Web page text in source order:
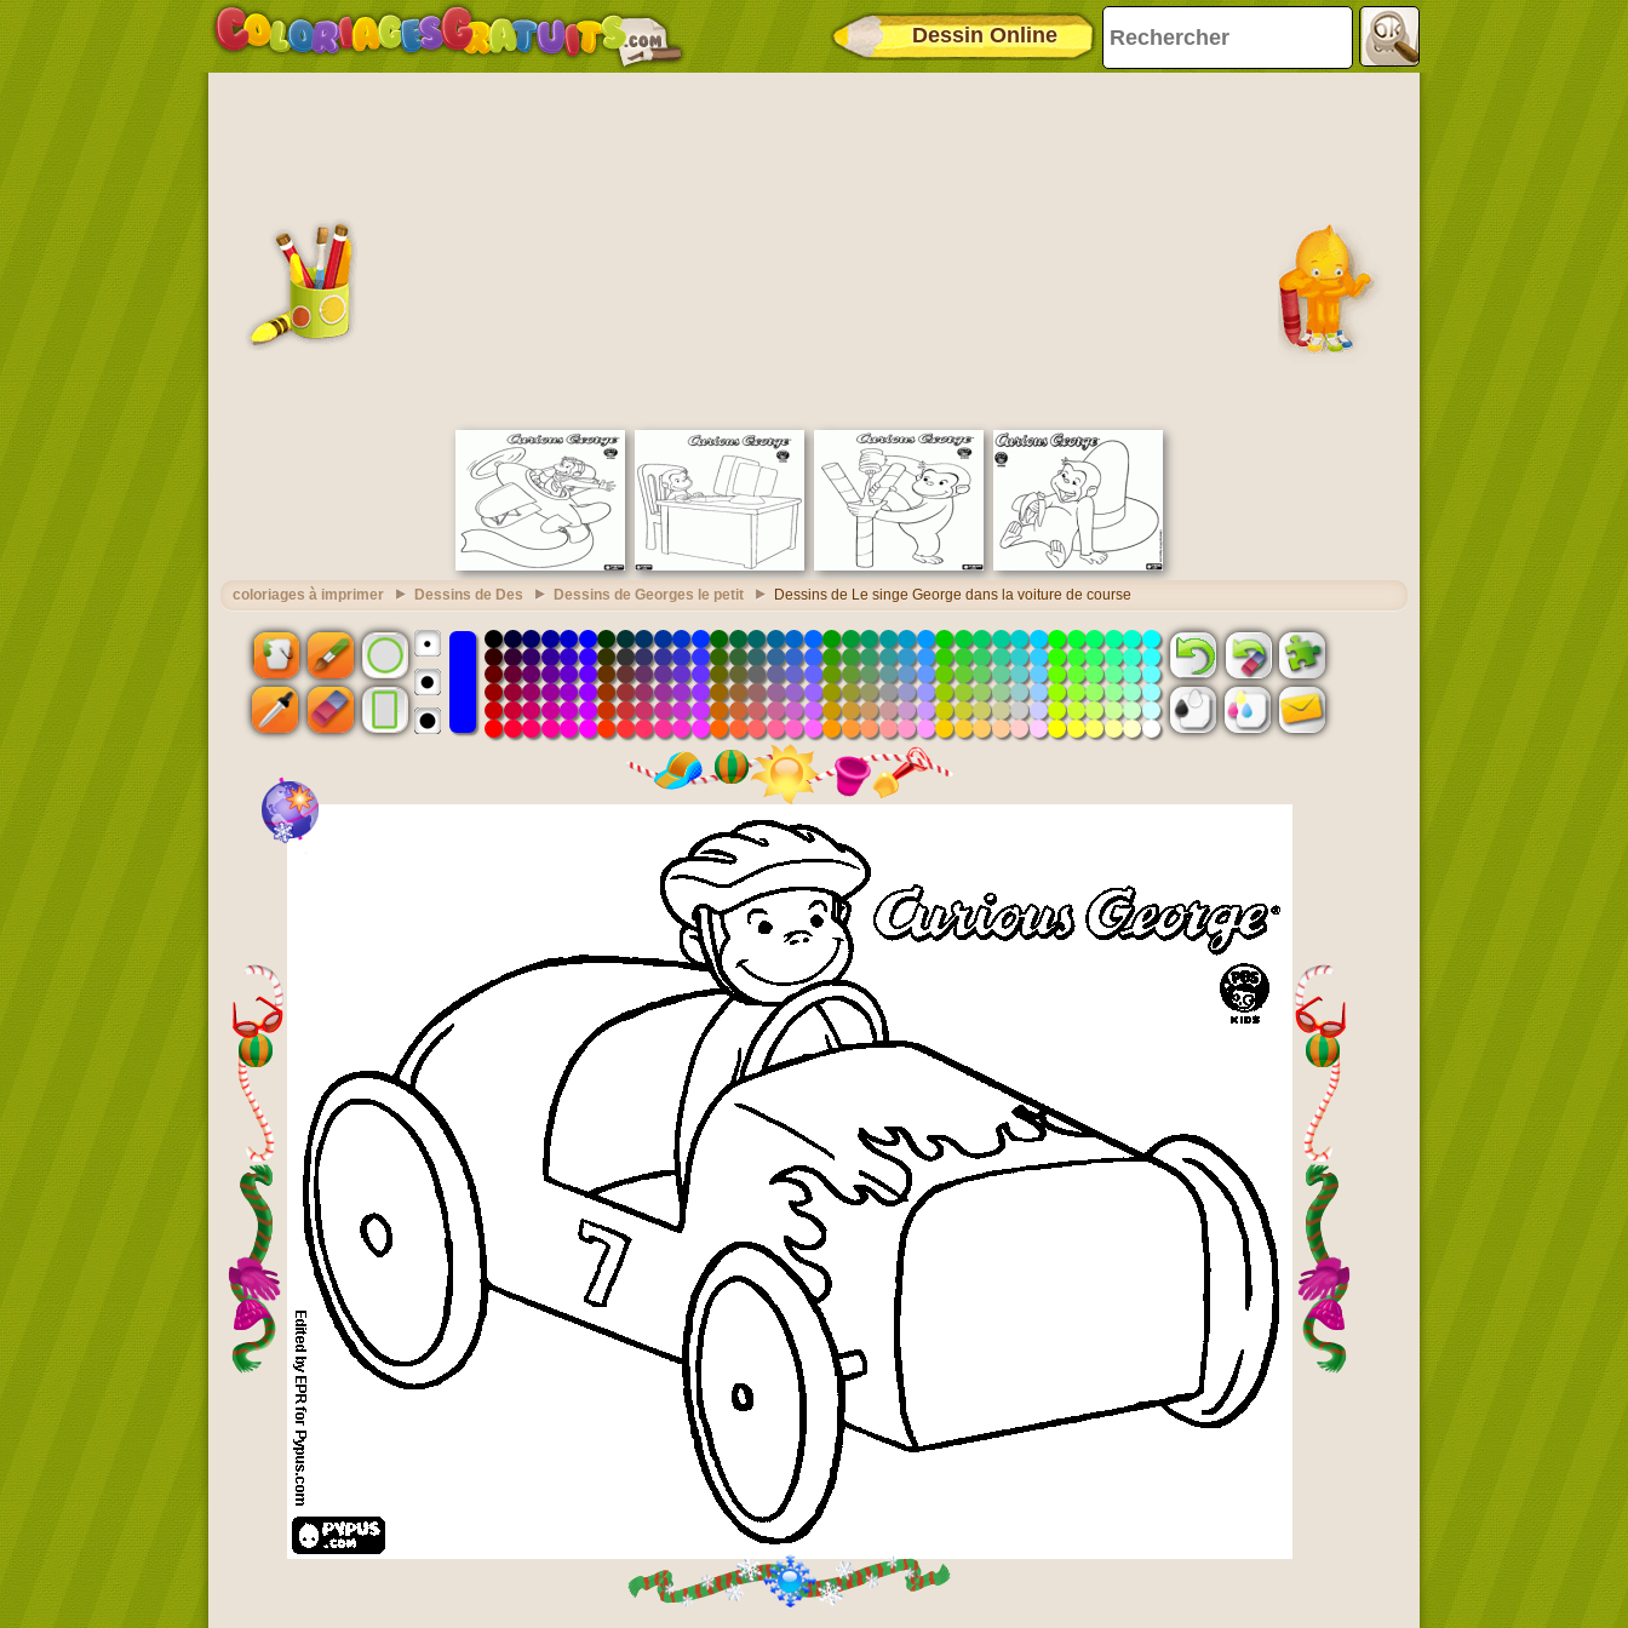
Dessin Online
coloriages à imprimer Dessins de Des Dessins de Georges le petit Dessins de Le singe George dans la voiture de course